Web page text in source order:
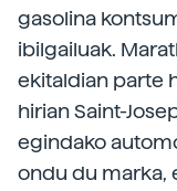
gasolina
ibilgailuak.
ekitaldian parte
hirian Saint-
egindako
ondu du marka,